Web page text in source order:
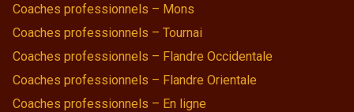
Coaches professionnels – Mons
Coaches professionnels – Tournai
Coaches professionnels – Flandre Occidentale
Coaches professionnels – Flandre Orientale
Coaches professionnels – En ligne